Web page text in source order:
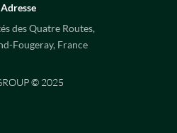
Adresse
des Quatre Routes,
Fougeray, France
© 2025